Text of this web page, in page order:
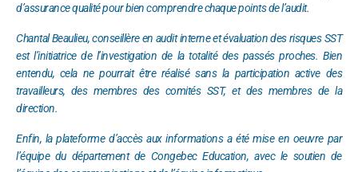
d’assurance qualité pour bien comprendre chaque points de l’audit.
Chantal Beaulieu, conseillère en audit interne et évaluation des risques SST
est l’initiatrice de l’investigation de la totalité des passés proches. Bien
entendu, cela ne pourrait être réalisé sans la participation active des
travailleurs, des membres des comités SST, et des membres de la
direction.
Enfin, la plateforme d’accès aux informations a été mise en oeuvre par
l’équipe du département de Congebec Education, avec le soutien de